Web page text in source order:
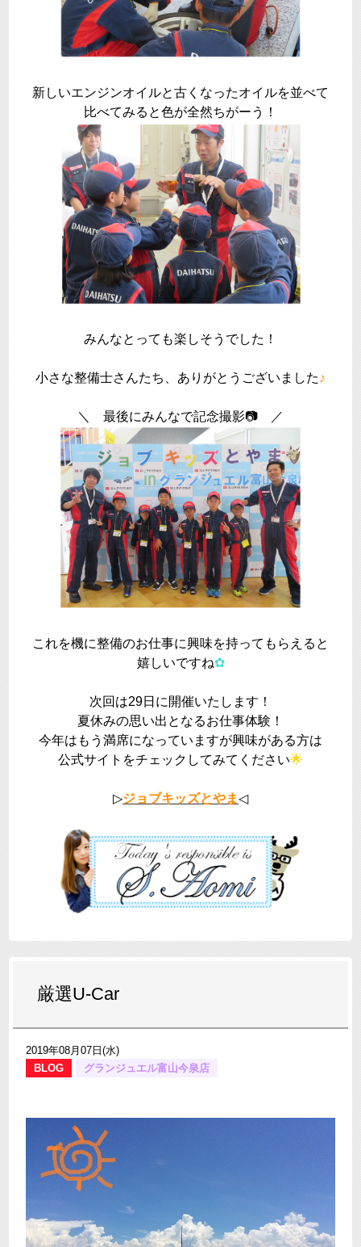
新しいエンジンオイルと古くなったオイルを並べて
比べてみると色が全然ちがーう！
みんなとっても楽しそうでした！
小さな整備士さんたち、ありがとうございました♪
＼ 最後にみんなで記念撮影📷 ／
これを機に整備のお仕事に興味を持ってもらえると
嬉しいですね✿
次回は29日に開催いたします！
夏休みの思い出となるお仕事体験！
今年はもう満席になっていますが興味がある方は
公式サイトをチェックしてみてください🌟
▷ジョブキッズとやま◁
厳選U-Car
2019年08月07日(水)
BLOG
グランジュエル富山今泉店